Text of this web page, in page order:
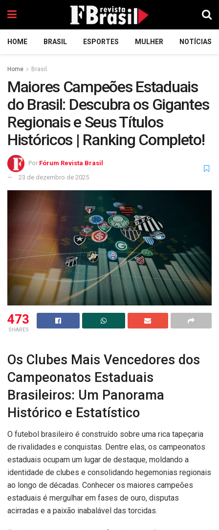
HOME BRASIL ESPORTES MULHER NOTÍCIAS
Home Brasil
Maiores Campeões Estaduais
do Brasil: Descubra os Gigantes
Regionais e Seus Títulos
Históricos | Ranking Completo!
Por Fórum Revista Brasil
23 de dezembro de 2025
473
SHARES
Os Clubes Mais Vencedores dos
Campeonatos Estaduais
Brasileiros: Um Panorama
Histórico e Estatístico
O futebol brasileiro é construído sobre uma rica tapeçaria
de rivalidades e conquistas. Dentre elas, os campeonatos
estaduais ocupam um lugar de destaque, moldando a
identidade de clubes e consolidando hegemonias regionais
ao longo de décadas. Conhecer os maiores campeões
estaduais é mergulhar em fases de ouro, disputas
acirradas e a paixão inabalável das torcidas.